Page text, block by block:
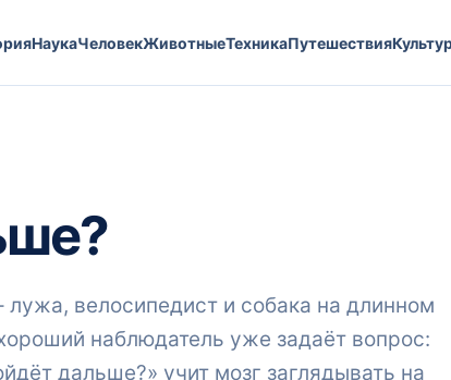
НаукаЧеловекЖивотныеТехникаПутешествия
лужа, велосипедист и собака на длинном
наблюдатель уже задаёт вопрос:
дальше?» учит мозг заглядывать на